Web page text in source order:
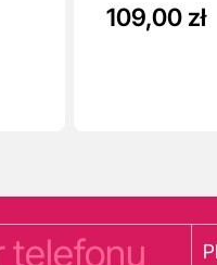
109,00 zł